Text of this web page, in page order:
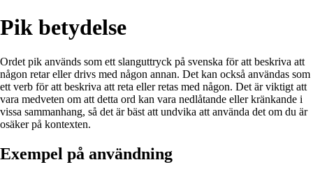
Pik betydelse
Ordet pik används som ett slanguttryck på svenska för att beskriva att
någon retar eller drivs med någon annan. Det kan också användas som
ett verb för att beskriva att reta eller retas med någon. Det är viktigt att
vara medveten om att detta ord kan vara nedlåtande eller kränkande i
vissa sammanhang, så det är bäst att undvika att använda det om du är
osäker på kontexten.
Exempel på användning